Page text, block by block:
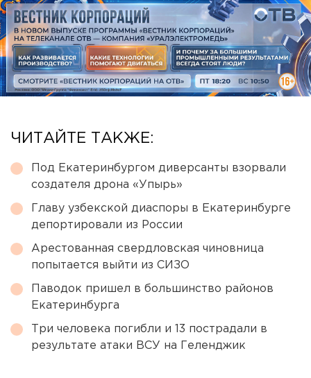
ЧИТАЙТЕ ТАКЖЕ:
Под Екатеринбургом диверсанты взорвали
создателя дрона «Упырь»
Главу узбекской диаспоры в Екатеринбурге
депортировали из России
Арестованная свердловская чиновница
попытается выйти из СИЗО
Паводок пришел в большинство районов
Екатеринбурга
Три человека погибли и 13 пострадали в
результате атаки ВСУ на Геленджик